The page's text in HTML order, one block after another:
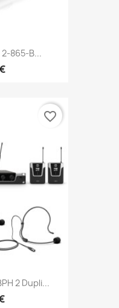
2-865-B...
2 Dupli...
favorite_border